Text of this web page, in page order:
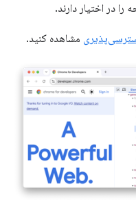
در اختیار دارند.
مشاهده کنید.